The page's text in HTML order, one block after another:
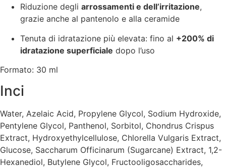
Riduzione degli arrossamenti e dell’irritazione,
grazie anche al pantenolo e alla ceramide
Tenuta di idratazione più elevata: fino al +200% di
idratazione superficiale dopo l’uso
Formato: 30 ml
Inci
Water, Azelaic Acid, Propylene Glycol, Sodium Hydroxide,
Pentylene Glycol, Panthenol, Sorbitol, Chondrus Crispus
Extract, Hydroxyethylcellulose, Chlorella Vulgaris Extract,
Glucose, Saccharum Officinarum (Sugarcane) Extract, 1,2-
Hexanediol, Butylene Glycol, Fructooligosaccharides,